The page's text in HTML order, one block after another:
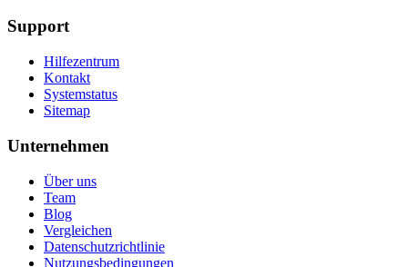
Support
Hilfezentrum
Kontakt
Systemstatus
Sitemap
Unternehmen
Über uns
Team
Blog
Vergleichen
Datenschutzrichtlinie
Nutzungsbedingungen